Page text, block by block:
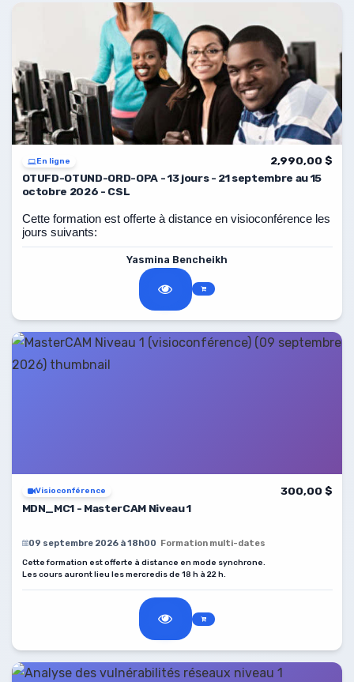
En ligne
2,990,00 $
OTUFD-OTUND-ORD-OPA - 13 jours - 21 septembre au 15
octobre 2026 - CSL
Cette formation est offerte à distance en visioconférence les
jours suivants:
21, 22, 23, 24, 28, 29, 30 septembre, 5, 6, 7, 13, 14, 15
octobre 2026 de 8 h à 16 h.
Yasmina Bencheikh
Visioconférence
300,00 $
MDN_MC1 - MasterCAM Niveau 1
09 septembre 2026 à 18h00 Formation multi-dates
Cette formation est offerte à distance en mode synchrone.
Les cours auront lieu les mercredis de 18 h à 22 h.